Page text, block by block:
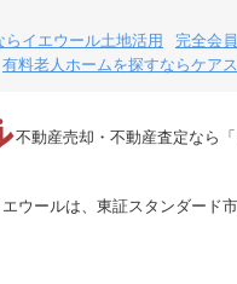
イエウール土地活用
完全会
有料老人ホームを探すならケア
不動産売却・不動産査定なら
エウールは、東証スタンダード